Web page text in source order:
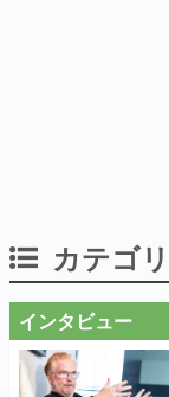
カテゴ
インタビュー